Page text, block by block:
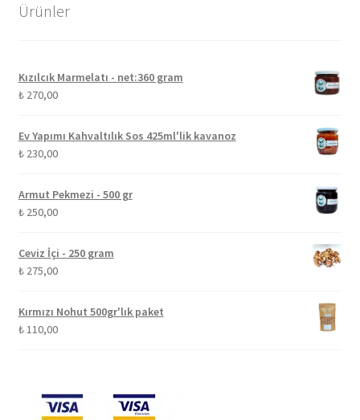
Ürünler
Kızılcık Marmelatı - net:360 gram
₺270,00
Ev Yapımı Kahvaltılık Sos 425ml'lik kavanoz
₺230,00
Armut Pekmezi - 500 gr
₺250,00
Ceviz İçi - 250 gram
₺275,00
Kırmızı Nohut 500gr'lık paket
₺110,00